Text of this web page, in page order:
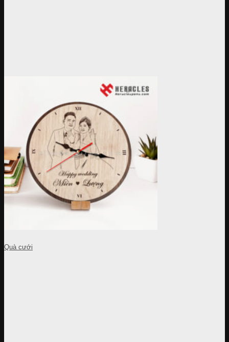
Quà cưới